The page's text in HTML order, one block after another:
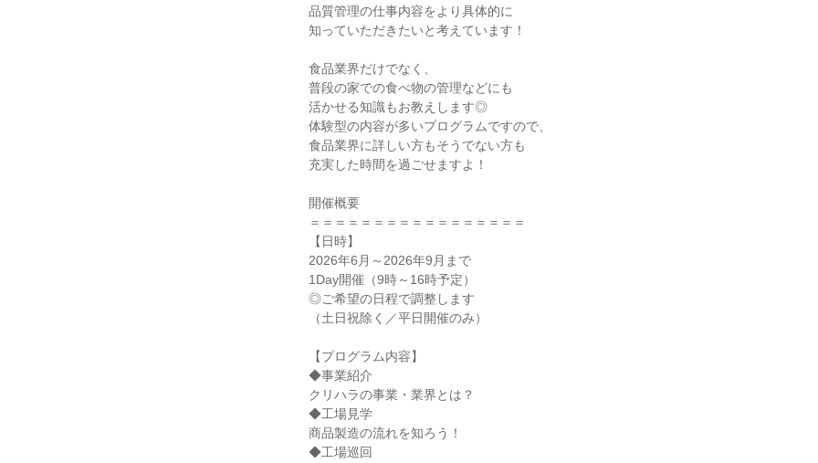
品質管理の仕事内容をより具体的に
知っていただきたいと考えています！
食品業界だけでなく、
普段の家での食べ物の管理などにも
活かせる知識もお教えします◎
体験型の内容が多いプログラムですので、
食品業界に詳しい方もそうでない方も
充実した時間を過ごせますよ！
開催概要
＝＝＝＝＝＝＝＝＝＝＝＝＝＝＝＝＝
【日時】
2026年6月～2026年9月まで
1Day開催（9時～16時予定）
◎ご希望の日程で調整します
（土日祝除く／平日開催のみ）
【プログラム内容】
◆事業紹介
クリハラの事業・業界とは？
◆工場見学
商品製造の流れを知ろう！
◆工場巡回